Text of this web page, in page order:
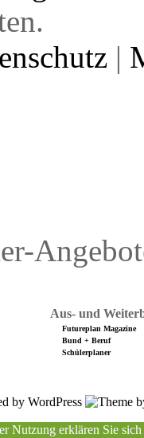
|
Aus- und
Futureplan Magazine
Bund + Beruf
Schülerplaner
Nutzung erklären Sie